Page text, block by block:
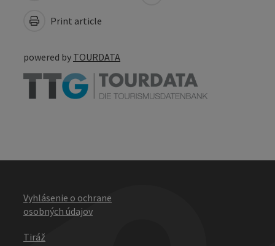
Print article
powered by TOURDATA
Vyhlásenie o ochrane
osobných údajov
Tiráž